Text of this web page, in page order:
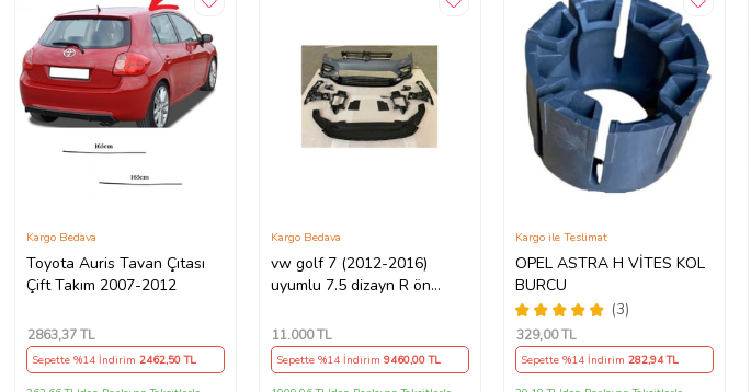
Toyota Auris Tavan Çıtası
Çift Takım 2007-2012
Kargo Bedava
2863,37 TL
Sepette %14 İndirim 2462,50 TL
vw golf 7 (2012-2016)
uyumlu 7.5 dizayn R ön
Kargo Bedava
11.000TL
Sepette %14 İndirim 9460,00 TL
OPEL ASTRA H VİTES KOL
BURCU
(3)
Kargo ile Teslimat
329,00 TL
Sepette %14 İndirim 282,94 TL